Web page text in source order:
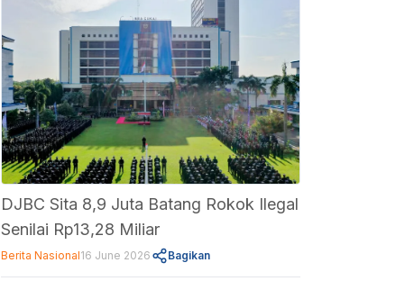
DJBC Sita 8,9 Juta Batang Rokok Ilegal
Senilai Rp13,28 Miliar
Berita Nasional16 June 2026 Bagikan